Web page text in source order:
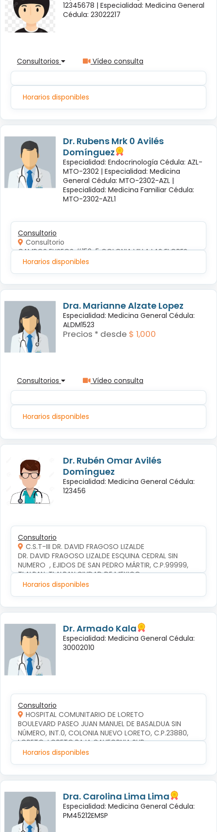
12345678 | Especialidad: Medicina General
Cédula: 23022217
Consultorios Vídeo consulta
Horarios disponibles
Dr. Rubens Mrk 0 Avilés
Domínguez
Especialidad: Endocrinología Cédula: AZL-
MTO-2302 | Especialidad: Medicina
General Cédula: MTO-2302-AZL |
Especialidad: Medicina Familiar Cédula:
MTO-2302-AZL1
Consultorio
Consultorio
CAMPOS ELISEOS #152-5 COLONIA VILLA LAS FLORES
Horarios disponibles
Dra. Marianne Alzate Lopez
Especialidad: Medicina General Cédula:
ALDM1523
Precios * desde $ 1,000
Consultorios Vídeo consulta
Horarios disponibles
Dr. Rubén Omar Avilés
Domínguez
Especialidad: Medicina General Cédula:
123456
Consultorio
C.S.T-III DR. DAVID FRAGOSO LIZALDE
DR. DAVID FRAGOSO LIZALDE ESQUINA CEDRAL SIN
NUMERO  , EJIDOS DE SAN PEDRO MÁRTIR, C.P.99999,
TLALPAN, TLALPAN,CIUDAD DE MEXICO
Horarios disponibles
Dr. Armado Kala
Especialidad: Medicina General Cédula:
30002010
Consultorio
HOSPITAL COMUNITARIO DE LORETO
BOULEVARD PASEO JUAN MANUEL DE BASALDUA SIN
NÚMERO, INT.0, COLONIA NUEVO LORETO, C.P.23880,
LORETO, LORETO,BAJA CALIFORNIA SUR
Horarios disponibles
Dra. Carolina Lima Lima
Especialidad: Medicina General Cédula:
PM45212EMSP